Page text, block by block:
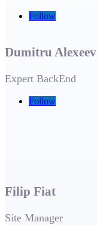
Follow
Dumitru Alexeev
Expert BackEnd
Follow
Filip Fiat
Site Manager